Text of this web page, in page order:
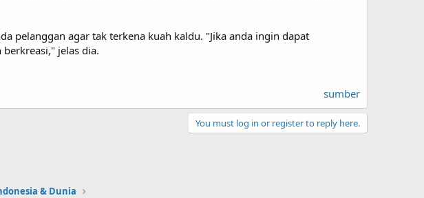
pelanggan agar tak terkena kuah kaldu. "Jika anda ingin dapat
jelas dia.
sumber
You must log in or register to reply here.
& Dunia